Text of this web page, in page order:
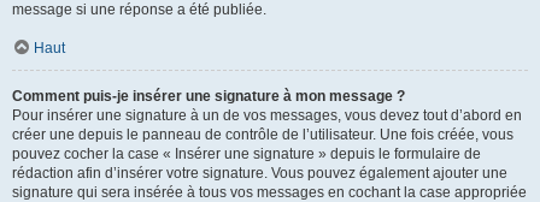
message si une réponse a été publiée.
Haut
Comment puis-je insérer une signature à mon message ?
Pour insérer une signature à un de vos messages, vous devez tout d’abord en
créer une depuis le panneau de contrôle de l’utilisateur. Une fois créée, vous
pouvez cocher la case « Insérer une signature » depuis le formulaire de
rédaction afin d’insérer votre signature. Vous pouvez également ajouter une
signature qui sera insérée à tous vos messages en cochant la case appropriée